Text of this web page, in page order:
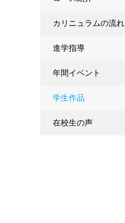
カリニュラムの流れ
進学指導
年間イベント
学生作品
在校生の声